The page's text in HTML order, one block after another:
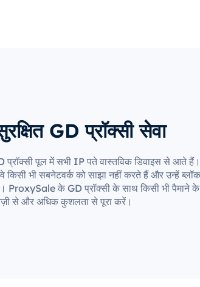
GD प्रॉक्सी सेवा
पूल में सभी IP पते वास्तविक डिवाइस से आते हैं।
भी सबनेटवर्क को साझा नहीं करते हैं और उन्हें ब्लॉक
ProxySale के GD प्रॉक्सी के साथ किसी भी पैमाने के
से और अधिक कुशलता से पूरा करें।